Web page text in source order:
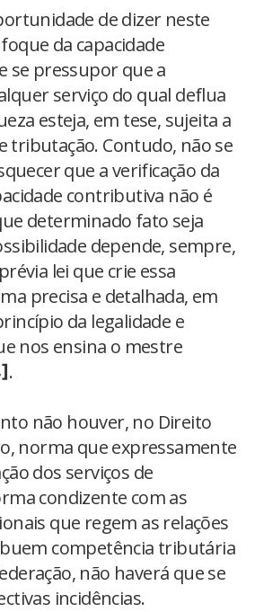
de dizer neste
da capacidade
se pressupor que a
serviço do qual deflua
esteja, em tese, sujeita a
tributação. Contudo, não se
que a verificação da
contributiva não é
determinado fato seja
depende, sempre,
lei que crie essa
precisa e detalhada, em
da legalidade e
nos ensina o mestre
.
não houver, no Direito
norma que expressamente
dos serviços de
condizente com as
que regem as relações
competência tributária
não haverá que se
incidências.